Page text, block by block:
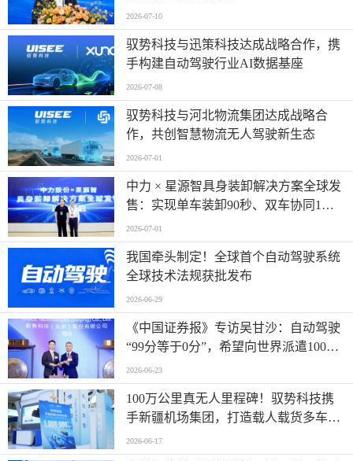
2026-07-10
驭势科技与迅策科技达成战略合作，携
手构建自动驾驶行业AI数据基座
2026-07-08
驭势科技与河北物流集团达成战略合
作，共创智慧物流无人驾驶新生态
2026-07-01
中力 × 星源智具身装卸解决方案全球发
售：实现单车装卸90秒、双车协同1分
钟
2026-07-01
我国牵头制定！全球首个自动驾驶系统
全球技术法规获批发布
2026-06-29
《中国证券报》专访吴甘沙：自动驾驶
“99分等于0分”，希望向世界派遣100万
名AI司机
2026-06-23
100万公里真无人里程碑！驭势科技携
手新疆机场集团，打造载人载货多车型
全场景运营标杆
2026-06-17